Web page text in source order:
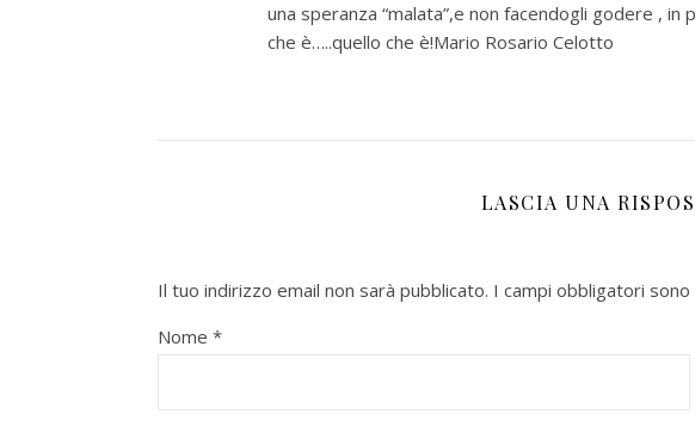
una speranza “malata”,e non facendogli godere ,
che è…..quello che è!Mario Rosario Celotto
LASCIA UNA
Il tuo indirizzo email non sarà pubblicato. I campi obbligatori
Nome *